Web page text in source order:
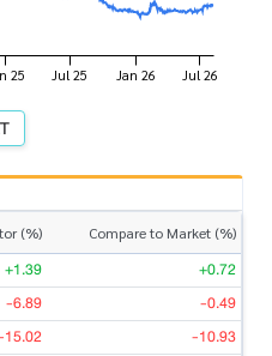
(%)
Compare to Market (%)
+1.39 +0.72
-6.89 -0.49
-10.93